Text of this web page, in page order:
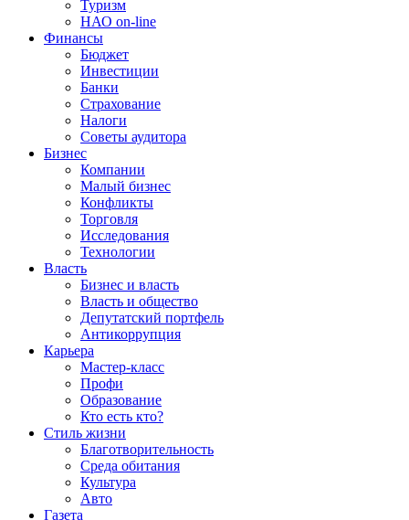
Туризм
НАО on-line
Финансы
Бюджет
Инвестиции
Банки
Страхование
Налоги
Советы аудитора
Бизнес
Компании
Малый бизнес
Конфликты
Торговля
Исследования
Технологии
Власть
Бизнес и власть
Власть и общество
Депутатский портфель
Антикоррупция
Карьера
Мастер-класс
Профи
Образование
Кто есть кто?
Стиль жизни
Благотворительность
Среда обитания
Культура
Авто
Газета